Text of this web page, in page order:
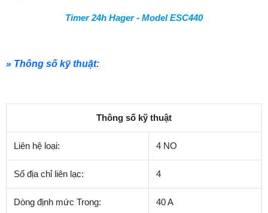
Timer 24h Hager - Model ESC440
» Thông số kỹ thuật:
Thông số kỹ thuật
Liên hệ loại: 4 NO
Số địa chỉ liên lạc: 4
Dòng định mức Trong: 40 A